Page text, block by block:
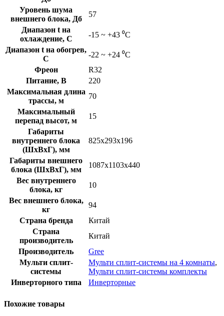
Уровень шума
внешнего блока, Дб
57
Диапазон t на
охлаждение, C
-15 ~ +43 ⁰С
Диапазон t на обогрев,
C
-22 ~ +24 ⁰С
Фреон
R32
Питание, В
220
Максимальная длина
трассы, м
70
Максимальный
перепад высот, м
15
Габариты
внутреннего блока
(ШхВхГ), мм
825х293х196
Габариты внешнего
блока (ШхВхГ), мм
1087х1103х440
Вес внутреннего
блока, кг
10
Вес внешнего блока,
кг
94
Страна бренда
Китай
Страна
производитель
Китай
Производитель
Gree
Мульти сплит-
системы
Мульти сплит-системы на 4 комнаты,
Мульти сплит-системы комплекты
Инверторного типа
Инверторные
Похожие товары